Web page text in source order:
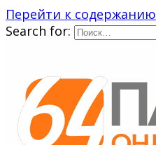
Перейти к содержанию
Search for: